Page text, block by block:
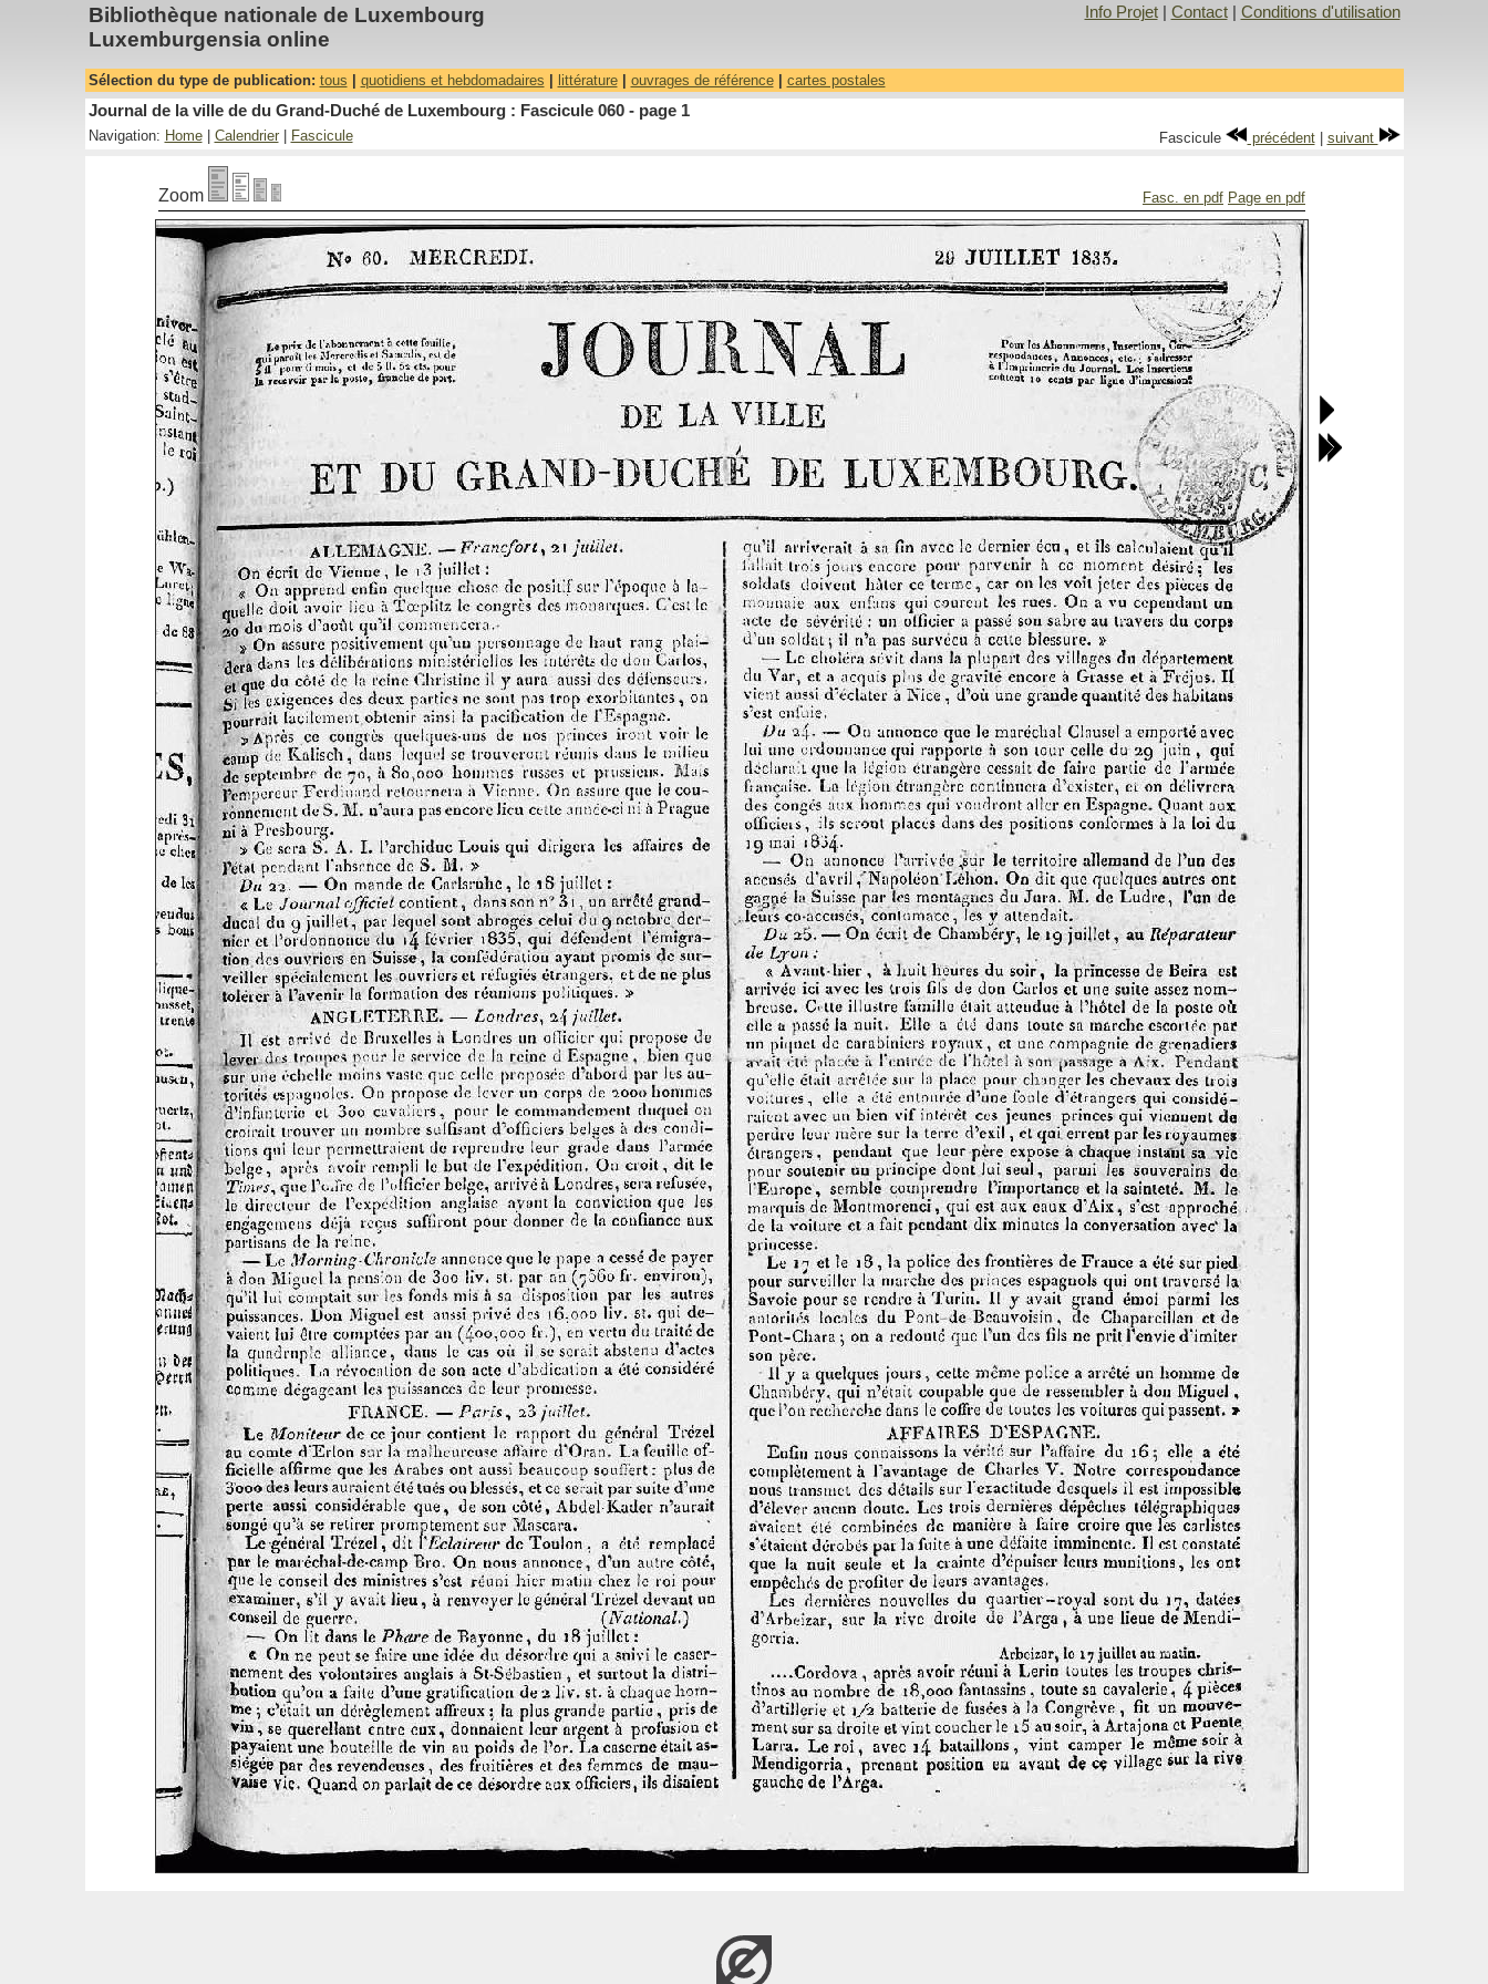
Bibliothèque nationale de Luxembourg
Luxemburgensia online
Info Projet| Contact| Conditions d'utilisation
Sélection du type de publication: tous quotidiens et hebdomadaires littérature| ouvrages de référence| cartes postales
Journal de la ville de du Grand-Duché de Luxembourg : Fascicule 060 - page 1
Navigation: Home| Calendrier| Fascicule Fascicule précédent| suivant
Zoom Fasc. en pdf Page en pdf